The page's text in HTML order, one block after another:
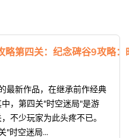
第四关：纪念碑谷9攻略：
最新作品，在继承前作经典
，第四关"时空迷局"是游
不少玩家为此头疼不已。
"时空迷局...